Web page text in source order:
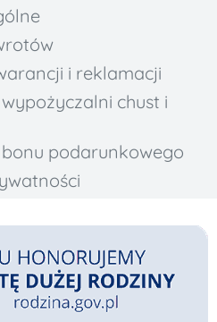
i reklamacji
chust i
podarunkowego